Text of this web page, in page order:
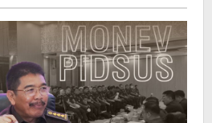
Tindak
Lanjut
Penyelesaian
Tunggakan
Uang
Pengganti